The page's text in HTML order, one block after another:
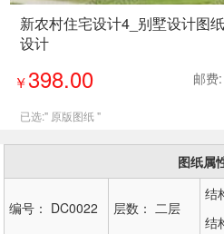
新农村住宅设计4_别墅设计图
设计
￥398.00 邮费
已选:" 原版图纸"
图纸属
编号： DC0022 层数： 二层
结
结